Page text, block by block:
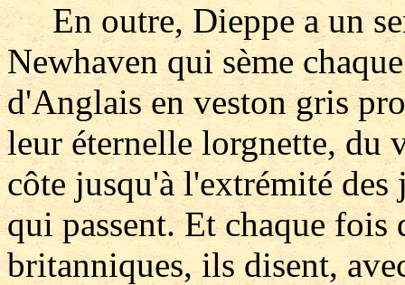
En outre, Dieppe a un
Newhaven qui sème
d'Anglais en veston gris
leur éternelle lorgnette, du
côte jusqu'à l'extrémité
qui passent. Et chaque
britanniques, ils disent,